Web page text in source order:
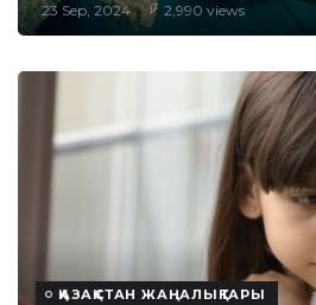
23 Sep, 2024 2,990 views
ҚАЗАҚСТАН ЖАҢАЛЫҚТАРЫ